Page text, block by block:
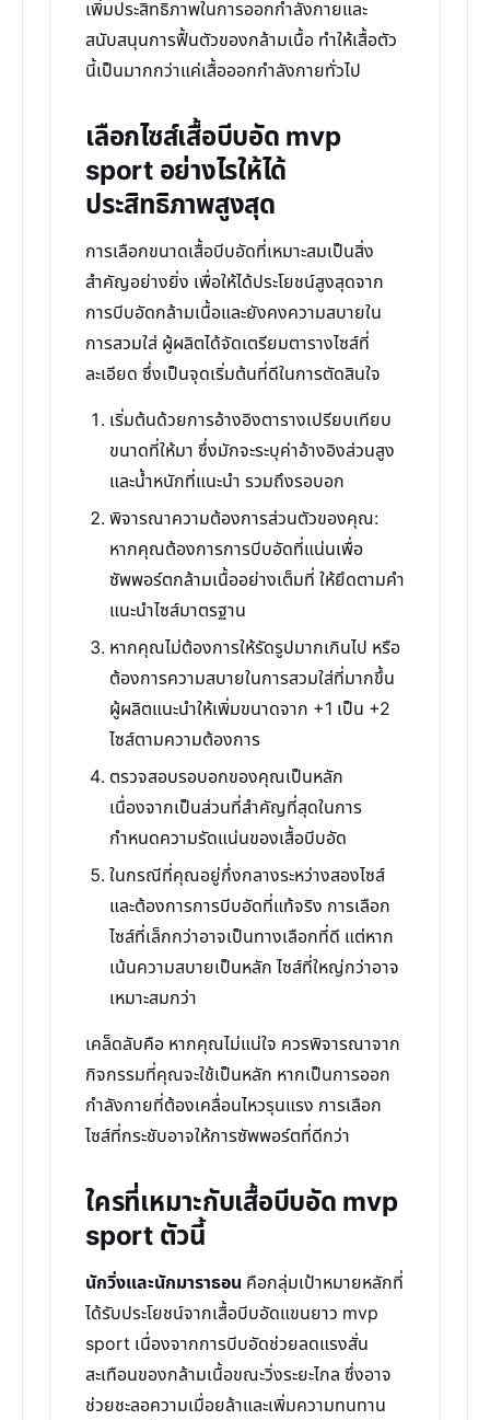
เพิ่มประสิทธิภาพในการออกกำลังกายและ
สนับสนุนการฟื้นตัวของกล้ามเนื้อ ทำให้เสื้อตัว
นี้เป็นมากกว่าแค่เสื้อออกกำลังกายทั่วไป
เลือกไซส์เสื้อบีบอัด mvp
sport อย่างไรให้ได้
ประสิทธิภาพสูงสุด
การเลือกขนาดเสื้อบีบอัดที่เหมาะสมเป็นสิ่ง
สำคัญอย่างยิ่ง เพื่อให้ได้ประโยชน์สูงสุดจาก
การบีบอัดกล้ามเนื้อและยังคงความสบายใน
การสวมใส่ ผู้ผลิตได้จัดเตรียมตารางไซส์ที่
ละเอียด ซึ่งเป็นจุดเริ่มต้นที่ดีในการตัดสินใจ
เริ่มต้นด้วยการอ้างอิงตารางเปรียบเทียบ
ขนาดที่ให้มา ซึ่งมักจะระบุค่าอ้างอิงส่วนสูง
และน้ำหนักที่แนะนำ รวมถึงรอบอก
พิจารณาความต้องการส่วนตัวของคุณ:
หากคุณต้องการการบีบอัดที่แน่นเพื่อ
ซัพพอร์ตกล้ามเนื้ออย่างเต็มที่ ให้ยึดตามคำ
แนะนำไซส์มาตรฐาน
หากคุณไม่ต้องการให้รัดรูปมากเกินไป หรือ
ต้องการความสบายในการสวมใส่ที่มากขึ้น
ผู้ผลิตแนะนำให้เพิ่มขนาดจาก +1 เป็น +2
ไซส์ตามความต้องการ
ตรวจสอบรอบอกของคุณเป็นหลัก
เนื่องจากเป็นส่วนที่สำคัญที่สุดในการ
กำหนดความรัดแน่นของเสื้อบีบอัด
ในกรณีที่คุณอยู่กึ่งกลางระหว่างสองไซส์
และต้องการการบีบอัดที่แท้จริง การเลือก
ไซส์ที่เล็กกว่าอาจเป็นทางเลือกที่ดี แต่หาก
เน้นความสบายเป็นหลัก ไซส์ที่ใหญ่กว่าอาจ
เหมาะสมกว่า
เคล็ดลับคือ หากคุณไม่แน่ใจ ควรพิจารณาจาก
กิจกรรมที่คุณจะใช้เป็นหลัก หากเป็นการออก
กำลังกายที่ต้องเคลื่อนไหวรุนแรง การเลือก
ไซส์ที่กระชับอาจให้การซัพพอร์ตที่ดีกว่า
ใครที่เหมาะกับเสื้อบีบอัด mvp
sport ตัวนี้
นักวิ่งและนักมาราธอน คือกลุ่มเป้าหมายหลักที่
ได้รับประโยชน์จากเสื้อบีบอัดแขนยาว mvp
sport เนื่องจากการบีบอัดช่วยลดแรงสั่น
สะเทือนของกล้ามเนื้อขณะวิ่งระยะไกล ซึ่งอาจ
ช่วยชะลอความเมื่อยล้าและเพิ่มความทนทาน